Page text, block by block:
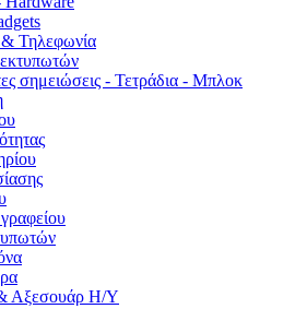
Τηλεφωνία
σημειώσεις - Τετράδια - Μπλοκ
Αξεσουάρ Η/Υ